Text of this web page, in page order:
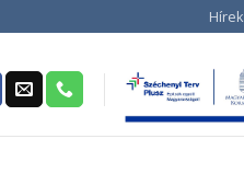
Hírek